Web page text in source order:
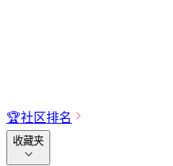
🏆社区排名
收藏夹